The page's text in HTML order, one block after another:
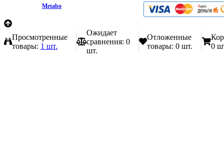
Metabo
Просмотренные
товары: 1 шт.
Ожидает
сравнения: 0
шт.
Отложенные
товары: 0 шт.
0